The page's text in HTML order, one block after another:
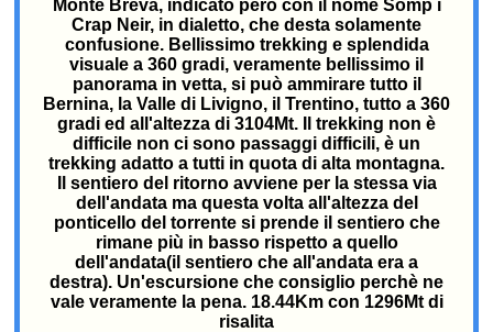
Monte Breva, indicato però con il nome Somp i
Crap Neir, in dialetto, che desta solamente
confusione. Bellissimo trekking e splendida
visuale a 360 gradi, veramente bellissimo il
panorama in vetta, si può ammirare tutto il
Bernina, la Valle di Livigno, il Trentino, tutto a 360
gradi ed all'altezza di 3104Mt. Il trekking non è
difficile non ci sono passaggi difficili, è un
trekking adatto a tutti in quota di alta montagna.
Il sentiero del ritorno avviene per la stessa via
dell'andata ma questa volta all'altezza del
ponticello del torrente si prende il sentiero che
rimane più in basso rispetto a quello
dell'andata(il sentiero che all'andata era a
destra). Un'escursione che consiglio perchè ne
vale veramente la pena. 18.44Km con 1296Mt di
risalita